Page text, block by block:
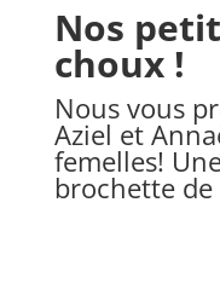
Nos
choux !
Nous vous
Aziel et
femelles!
brochette de